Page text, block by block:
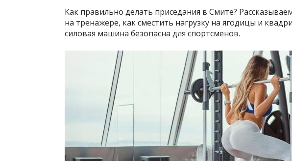
Как правильно делать приседания в Смите?
на тренажере, как сместить нагрузку на ягодицы и
силовая машина безопасна для спортсменов.